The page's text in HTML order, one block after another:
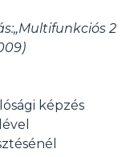
2
képzés